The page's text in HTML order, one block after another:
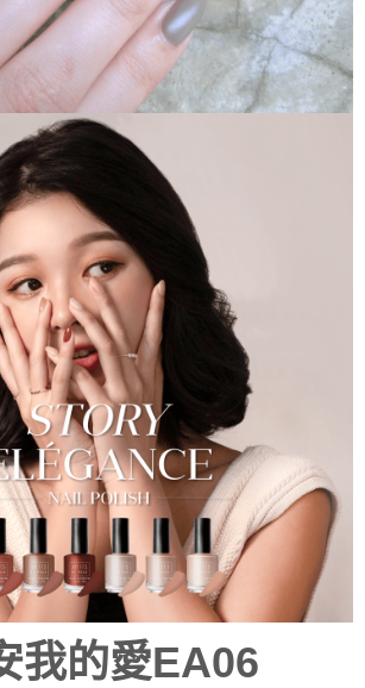
我的愛EA06